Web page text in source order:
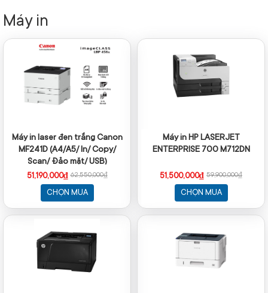
Máy in
Máy in laser đen trắng Canon
MF241D (A4/A5/ In/ Copy/
Scan/ Đảo mặt/ USB)
51,190,000₫ 62,550,000₫
CHỌN MUA
Máy in HP LASERJET
ENTERPRISE 700 M712DN
51,500,000₫ 59,900,000₫
CHỌN MUA